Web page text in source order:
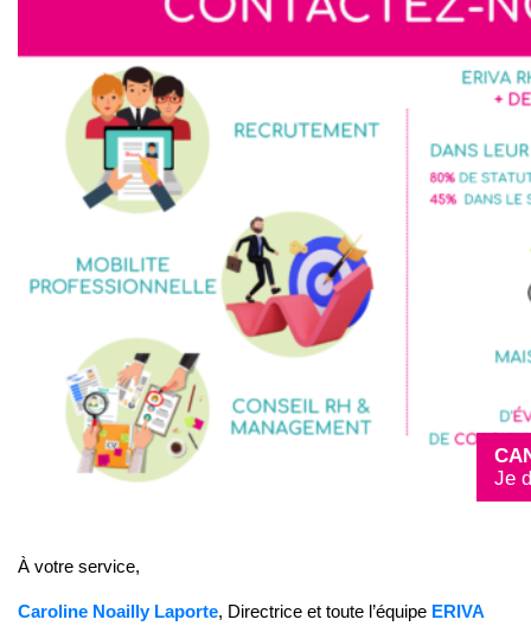
Je
À votre service,
Caroline Noailly Laporte, Directrice et toute l’équipe ERIVA